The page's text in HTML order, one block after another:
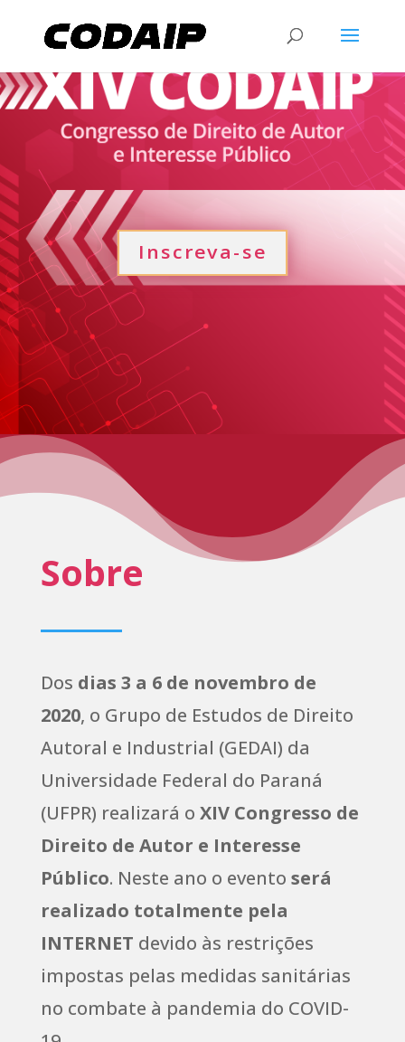
Inscreva-se
Sobre
Dos dias 3 a 6 de novembro de
2020, o Grupo de Estudos de Direito
Autoral e Industrial (GEDAI) da
Universidade Federal do Paraná
(UFPR) realizará o XIV Congresso de
Direito de Autor e Interesse
Público. Neste ano o evento será
realizado totalmente pela
INTERNET devido às restrições
impostas pelas medidas sanitárias
no combate à pandemia do COVID-